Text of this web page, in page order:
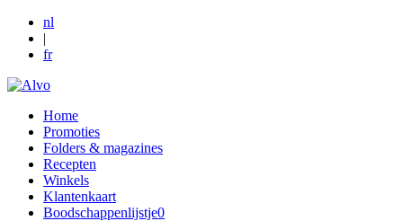
nl
|
fr
Home
Promoties
Folders & magazines
Recepten
Winkels
Klantenkaart
Boodschappenlijstje0